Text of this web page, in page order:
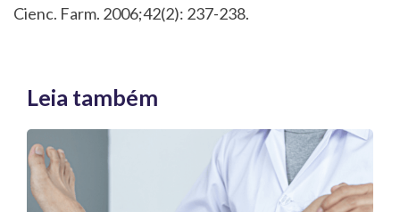
Cienc. Farm. 2006;42(2): 237-238.
Leia também